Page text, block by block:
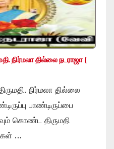
நிர்மலா தில்லை நடராஜா (
நிர்மலா தில்லை
பாண்டிருப்பை
கொண்ட திருமதி
…